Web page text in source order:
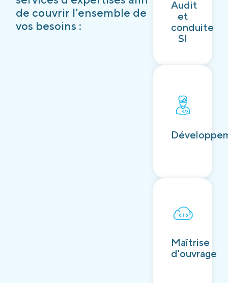
de couvrir l’ensemble de
vos besoins :
Audit
et
conduite
SI
Découvrir
Maîtrise
d'ouvrage